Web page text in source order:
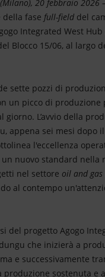
20 febbraio 2026
della fase full-field del
Integrated West Hub
Blocco 15/06, al largo
sette pozzi di
un picco di produzione
giorno. L’avvio della
appena sei mesi dopo
l'eccellenza
nuovo standard nella
nel settore oil and gas
al contempo
del progetto Agogo
che inizierà a
e successivamente
produzione sostenuta e